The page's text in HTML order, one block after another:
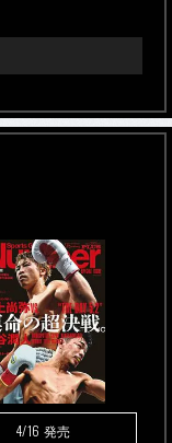
4/16 発売